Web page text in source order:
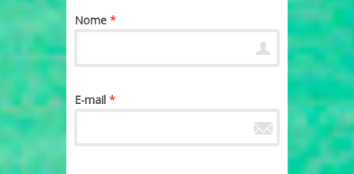
Nome *
E-mail *